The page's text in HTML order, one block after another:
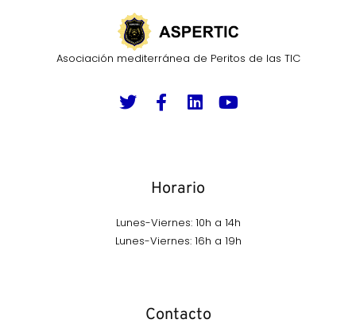
Asociación mediterránea de Peritos de las TIC
Horario
Lunes-Viernes: 10h a 14h
Lunes-Viernes: 16h a 19h
Contacto